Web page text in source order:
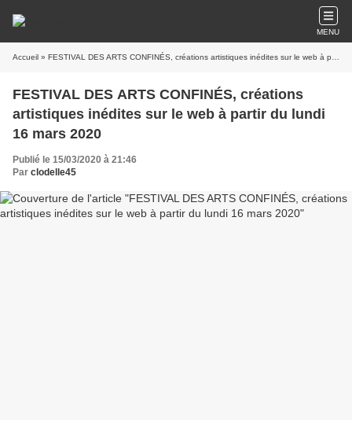
MENU
Accueil » FESTIVAL DES ARTS CONFINÉS, créations artistiques inédites sur le web à partir du lundi 16 mars 2020
FESTIVAL DES ARTS CONFINÉS, créations
artistiques inédites sur le web à partir du lundi
16 mars 2020
Publié le 15/03/2020 à 21:46
Par clodelle45